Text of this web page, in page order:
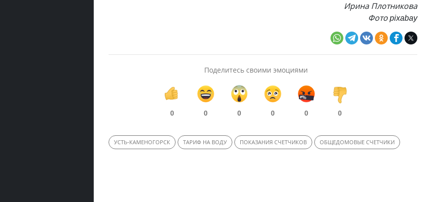
Ирина Плотникова
Фото pixabay
Поделитесь своими эмоциями
0 0 0 0 0 0
УСТЬ-КАМЕНОГОРСК ТАРИФ НА ВОДУ ПОКАЗАНИЯ СЧЕТЧИКОВ ОБЩЕДОМОВЫЕ СЧЕТЧИКИ